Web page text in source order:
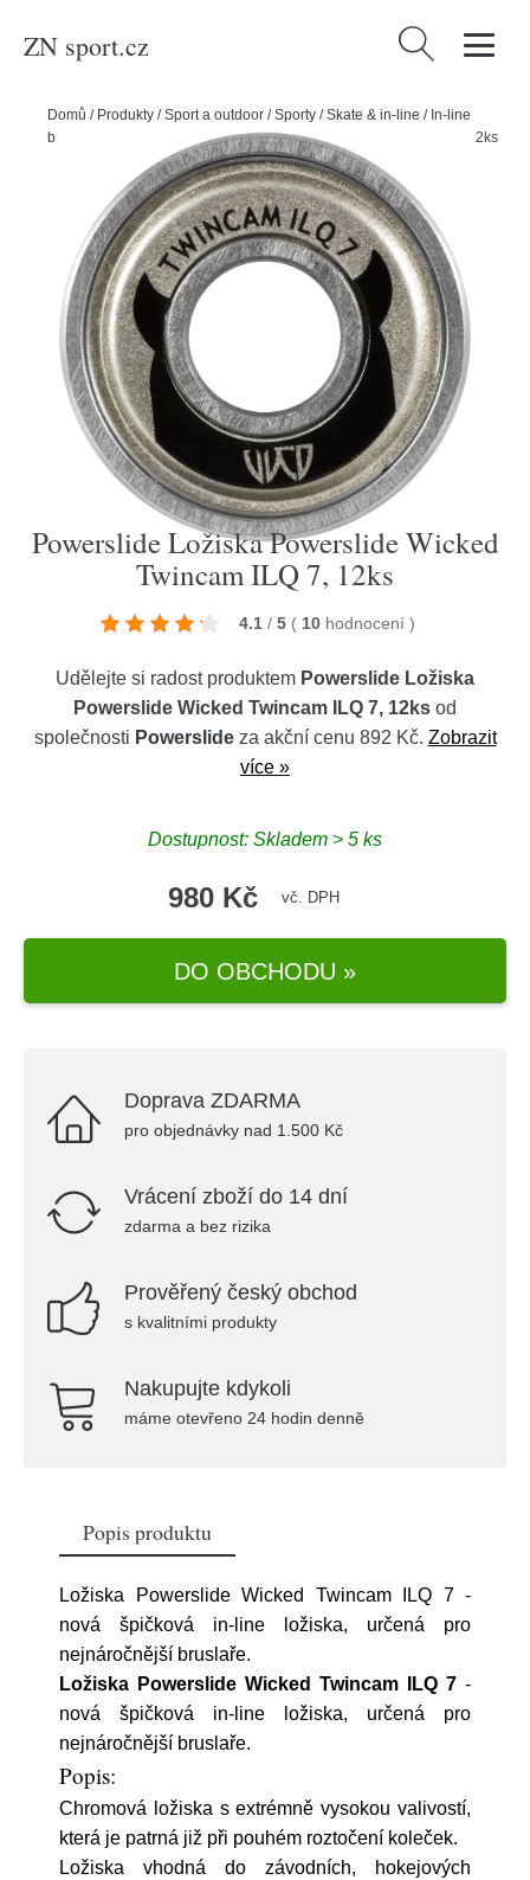
ZN sport.cz Vyhledávání
Domů / Produkty /Sport a outdoor /Sporty /Skate & in-line / In-line
bruslení
Powerslide Ložiska Powerslide Wicked Twincam ILQ 7, 12ks
Powerslide Ložiska Powerslide Wicked
Twincam ILQ 7, 12ks
4.1 / 5 ( 10 hodnocení )
Udělejte si radost produktem Powerslide Ložiska
Powerslide Wicked Twincam ILQ 7, 12ks od
společnosti Powerslideza akční cenu 892 Kč. Zobrazit
více »
Dostupnost: Skladem > 5 ks
980 Kč vč. DPH
DO OBCHODU »
Doprava ZDARMA
pro objednávky nad 1.500 Kč
Vrácení zboží do 14 dní
zdarma a bez rizika
Prověřený český obchod
s kvalitními produkty
Nakupujte kdykoli
máme otevřeno 24 hodin denně
Popis produktu
Ložiska Powerslide Wicked Twincam ILQ 7 -
nová špičková in-line ložiska, určená pro
nejnáročnější bruslaře.
Ložiska Powerslide Wicked Twincam ILQ 7 -
nová špičková in-line ložiska, určená pro
nejnáročnější bruslaře.
Popis:
Chromová ložiska s extrémně vysokou valivostí,
která je patrná již při pouhém roztočení koleček.
Ložiska vhodná do závodních, hokejových